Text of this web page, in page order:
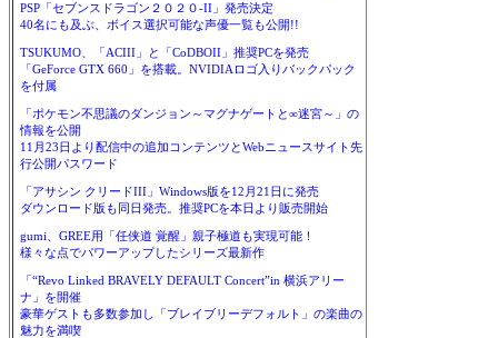
PSP「セブンスドラゴン２０２０-II」発売決定
40名にも及ぶ、ボイス選択可能な声優一覧も公開!!
TSUKUMO、「ACIII」と「CoDBOII」推奨PCを発売
「GeForce GTX 660」を搭載。NVIDIAロゴ入りバックパック
を付属
「ポケモン不思議のダンジョン～マグナゲートと∞迷宮～」の
情報を公開
11月23日より配信中の追加コンテンツとWebニュースサイト先
行公開パスワード
「アサシン クリードIII」Windows版を12月21日に発売
ダウンロード版も同日発売。推奨PCを本日より販売開始
gumi、GREE用「任侠道 覚醒」親子極道も実現可能！
様々な点でパワーアップしたシリーズ最新作
「“Revo Linked BRAVELY DEFAULT Concert”in 横浜アリー
ナ」を開催
豪華ゲストも多数参加し「ブレイブリーデフォルト」の楽曲の
魅力を満喫